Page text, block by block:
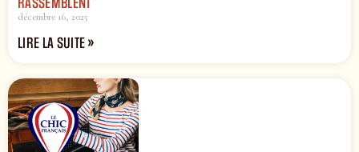
décembre 16, 2025
LIRE LA SUITE »